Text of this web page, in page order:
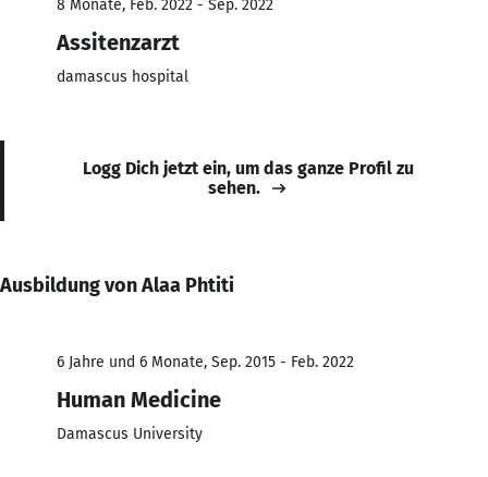
8 Monate, Feb. 2022 - Sep. 2022
Assitenzarzt
damascus hospital
Logg Dich jetzt ein, um das ganze Profil zu
sehen.
Ausbildung von Alaa Phtiti
6 Jahre und 6 Monate, Sep. 2015 - Feb. 2022
Human Medicine
Damascus University